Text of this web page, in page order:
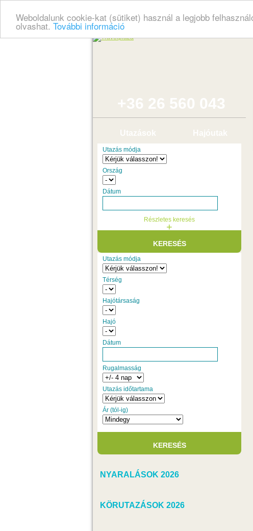
Weboldalunk cookie-kat (sütiket) használ a legjobb
olvashat. További információ
+36 26 560 043
Utazások Hajóutak
Utazás módja
Ország
Dátum
Részletes keresés
+
Utazás módja
Térség
Hajótársaság
Hajó
Dátum
Rugalmasság
Utazás időtartama
Ár (tól-ig)
NYARALÁSOK 2026
KÖRUTAZÁSOK 2026